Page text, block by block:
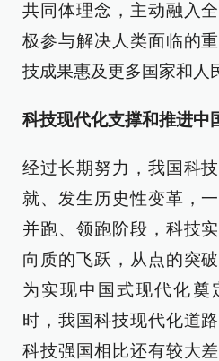
共同体理念，主动融入
极参与解决人类面临的
技成果惠及更多国家和人
科技现代化支撑和推进中
经过长期努力，我国科
就、发生历史性变革，
并跑、领跑阶段，科技
向质的飞跃，从点的突
为实现中国式现代化奠
时，我国科技现代化道
科技强国相比还有较大